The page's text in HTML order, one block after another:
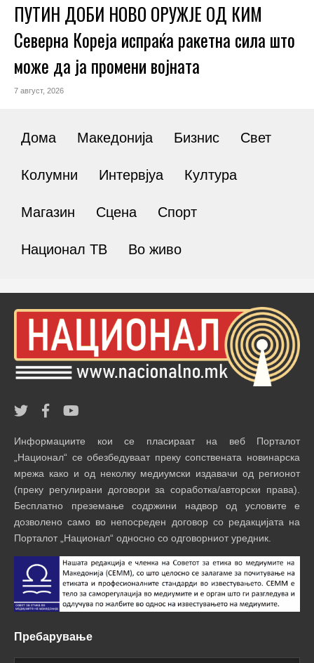
ПУТИН ДОБИ НОВО ОРУЖЈЕ ОД КИМ
Северна Кореја испраќа ракетна сила што
може да ја промени војната
7 август, 2026
Дома Македонија Бизнис Свет
Колумни Интервјуа Култура
Магазин Сцена Спорт
Национал ТВ Во живо
Информациите кои се пласираат на веб Порталот
„Национал“ се обезбедуваат преку сопствената новинарска
мрежа како и од неколку медиумски издавачи од регионот
(преку регулирани договори за соработка/авторски права).
Бесплатно преземање содржини надвор од условите е
дозволено само во непосреден договор со редакцијата на
Порталот „Национал“ односно со одговорниот уредник.
Пребарување